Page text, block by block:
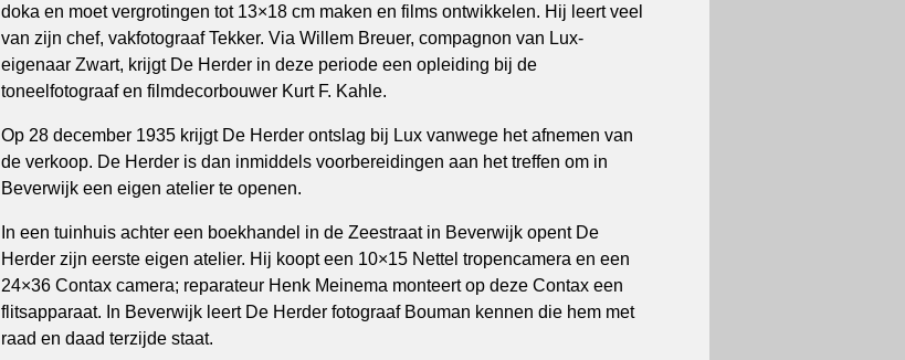
doka en moet vergrotingen tot 13×18 cm maken en films ontwikkelen. Hij leert veel
van zijn chef, vakfotograaf Tekker. Via Willem Breuer, compagnon van Lux-
eigenaar Zwart, krijgt De Herder in deze periode een opleiding bij de
toneelfotograaf en filmdecorbouwer Kurt F. Kahle.
Op 28 december 1935 krijgt De Herder ontslag bij Lux vanwege het afnemen van
de verkoop. De Herder is dan inmiddels voorbereidingen aan het treffen om in
Beverwijk een eigen atelier te openen.
In een tuinhuis achter een boekhandel in de Zeestraat in Beverwijk opent De
Herder zijn eerste eigen atelier. Hij koopt een 10×15 Nettel tropencamera en een
24×36 Contax camera; reparateur Henk Meinema monteert op deze Contax een
flitsapparaat. In Beverwijk leert De Herder fotograaf Bouman kennen die hem met
raad en daad terzijde staat.